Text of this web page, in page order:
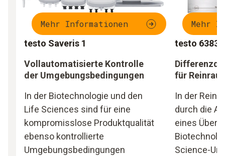
Mehr Informationen
testo Saveris 1
Vollautomatisierte Kontrolle
der Umgebungsbedingungen
In der Biotechnologie und den
Life Sciences sind für eine
kompromisslose Produktqualität
ebenso kontrollierte
Umgebungsbedingungen
Mehr
testo 6383
für
In der
durch die
eines
Science-